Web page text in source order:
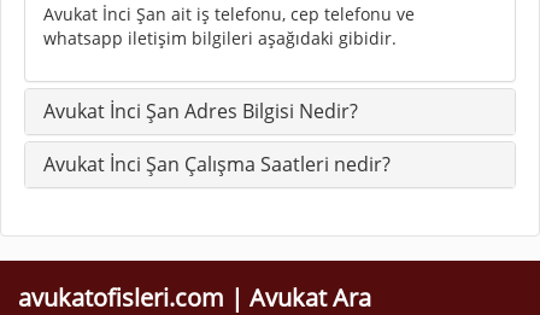
Avukat İnci Şan ait iş telefonu, cep telefonu ve
whatsapp iletişim bilgileri aşağıdaki gibidir.
Avukat İnci Şan Adres Bilgisi Nedir?
Avukat İnci Şan Çalışma Saatleri nedir?
avukatofisleri.com | Avukat Ara